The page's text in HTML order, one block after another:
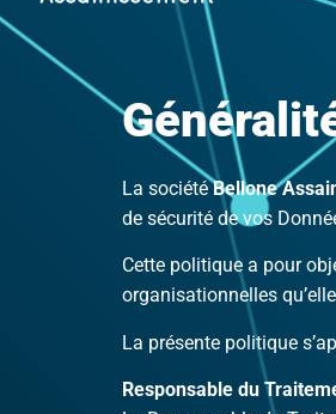
La sociétéBellone
de sécurité de vos
Cette politique a pour
organisationnelles
La présente politique
Responsable du